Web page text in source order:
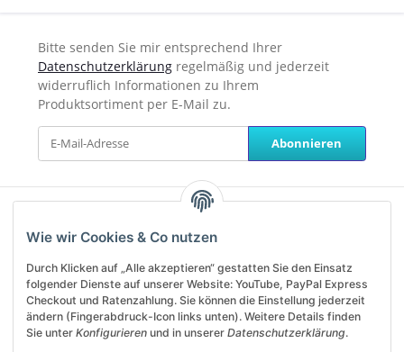
Bitte senden Sie mir entsprechend Ihrer
Datenschutzerklärung regelmäßig und jederzeit
widerruflich Informationen zu Ihrem
Produktsortiment per E-Mail zu.
Abonnieren
erhalten Sie unter:
service@helanos.de
Mo-Fr, 09:00 - 13:00 Uhr
Shop Service
Wie wir Cookies & Co nutzen
Durch Klicken auf „Alle akzeptieren“ gestatten Sie den Einsatz
folgender Dienste auf unserer Website: YouTube, PayPal Express
Checkout und Ratenzahlung. Sie können die Einstellung jederzeit
ändern (Fingerabdruck-Icon links unten). Weitere Details finden
Sie unter Konfigurieren und in unserer Datenschutzerklärung.